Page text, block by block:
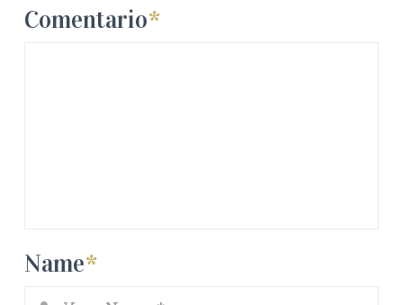
Comentario*
Name*